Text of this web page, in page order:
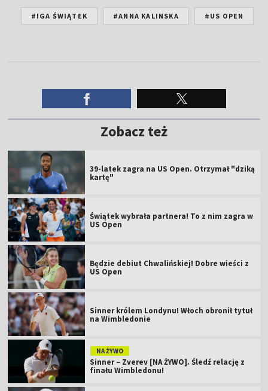
#IGA ŚWIĄTEK #ANNA KALINSKA #US OPEN
Zobacz też
39-latek zagra na US Open. Otrzymał "dziką
kartę"
Świątek wybrała partnera! To z nim zagra w
US Open
Będzie debiut Chwalińskiej! Dobre wieści z
US Open
Sinner królem Londynu! Włoch obronił tytuł
na Wimbledonie
NA ŻYWO
Sinner – Zverev [NA ŻYWO]. Śledź relację z
finału Wimbledonu!